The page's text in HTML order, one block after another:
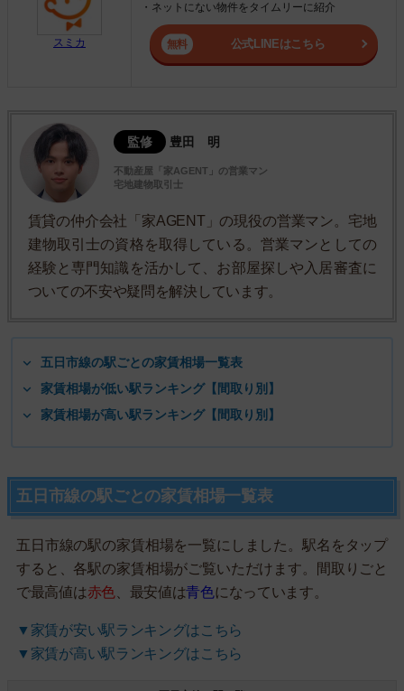
スミカ
・ネットにない物件をタイムリーに紹介
公式LINEはこちら
監修 豊田 明
不動産屋「家AGENT」の営業マン
宅地建物取引士
賃貸の仲介会社「家AGENT」の現役の営業マン。宅地
建物取引士の資格を取得している。営業マンとしての
経験と専門知識を活かして、お部屋探しや入居審査に
ついての不安や疑問を解決しています。
五日市線の駅ごとの家賃相場一覧表
家賃相場が低い駅ランキング【間取り別】
家賃相場が高い駅ランキング【間取り別】
五日市線の駅ごとの家賃相場一覧表
五日市線の駅の家賃相場を一覧にしました。駅名をタップ
すると、各駅の家賃相場がご覧いただけます。間取りごと
で最高値は赤色、最安値は青色になっています。
▼家賃が安い駅ランキングはこちら
▼家賃が高い駅ランキングはこちら